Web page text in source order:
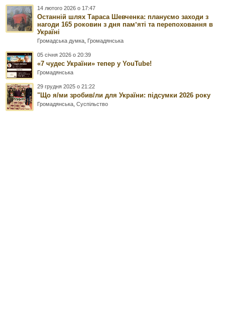
14 лютого 2026 о 17:47
Останній шлях Тараса Шевченка: плануємо заходи з
нагоди 165 роковин з дня памʼяті та перепоховання в
Україні
Громадська думка Громадянська
05 січня 2026 о 20:39
«7 чудес України» тепер у YouTube!
Громадянська
29 грудня 2025 о 21:22
"Що я/ми зробив/ли для України: підсумки 2026 року
Громадянська ,Суспільство